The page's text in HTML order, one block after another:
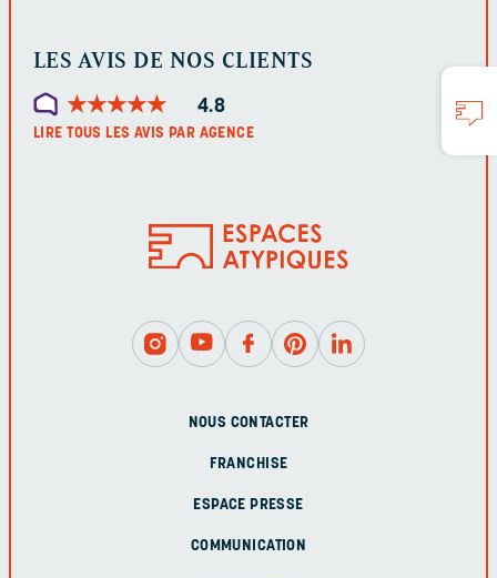
LES AVIS DE NOS CLIENTS
★★★★★
★★★★★ 4.8
LIRE TOUS LES AVIS PAR AGENCE
NOUS CONTACTER
FRANCHISE
ESPACE PRESSE
COMMUNICATION